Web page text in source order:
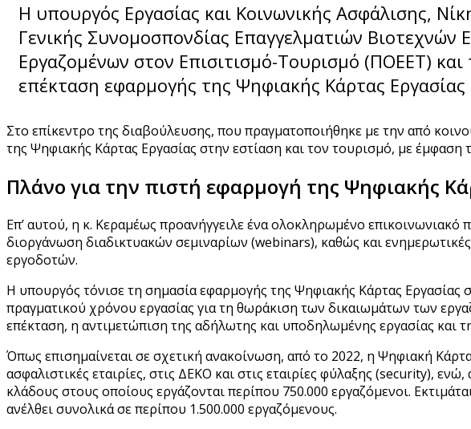
Η υπουργός Εργασίας και Κοινωνικής Ασφάλισης,
Γενικής Συνομοσπονδίας Επαγγελματιών
Εργαζομένων στον Επισιτισμό-Τουρισμό (ΠΟΕΕΤ)
επέκταση εφαρμογής της Ψηφιακής Κάρτας
Στο επίκεντρο της διαβούλευσης, που πραγματοποιήθηκε με την από
της Ψηφιακής Κάρτας Εργασίας στην εστίαση και τον τουρισμό, με
Πλάνο για την πιστή εφαρμογή της Ψηφιακής
Επ’ αυτού, η κ. Κεραμέως προανήγγειλε ένα ολοκληρωμένο
διοργάνωση διαδικτυακών σεμιναρίων (webinars), καθώς και
εργοδοτών.
Η υπουργός τόνισε τη σημασία εφαρμογής της Ψηφιακής Κάρτας Εργασίας
πραγματικού χρόνου εργασίας για τη θωράκιση των δικαιωμάτων των
επέκταση, η αντιμετώπιση της αδήλωτης και υποδηλωμένης εργασίας και
Όπως επισημαίνεται σε σχετική ανακοίνωση, από το 2022, η Ψηφιακή
ασφαλιστικές εταιρίες, στις ΔΕΚΟ και στις εταιρίες φύλαξης (security),
κλάδους στους οποίους εργάζονται περίπου 750.000 εργαζόμενοι.
ανέλθει συνολικά σε περίπου 1.500.000 εργαζόμενους.